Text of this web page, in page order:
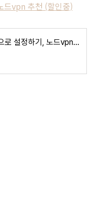
드vpn 추천 (할인중)
중국 등에서 VPN 한국으로 설정하기, 노드vpn 추천 (할인중)